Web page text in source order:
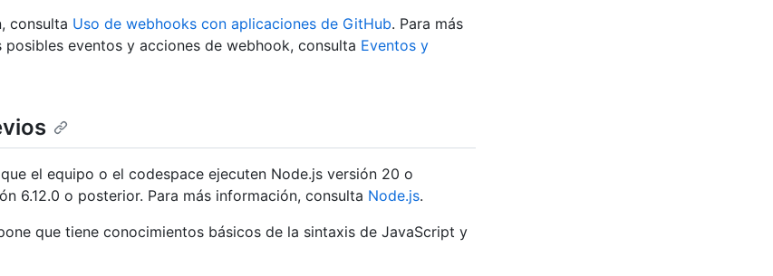
consulta Uso de webhooks con aplicaciones de GitHub. Para más
eventos y acciones de webhook, consulta Eventos y
el equipo o el codespace ejecuten Node.js versión 20 o
6.12.0 o posterior. Para más información, consulta Node.js.
que tiene conocimientos básicos de la sintaxis de JavaScript y